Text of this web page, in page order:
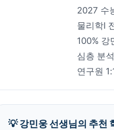
2027 수
물리학I
100% 강
심층 분
연구원
💡 강민웅 선생님의 추천